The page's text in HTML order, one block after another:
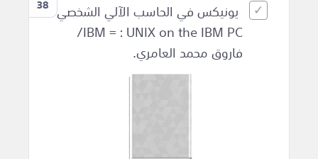
38 يونيكس في الحاسب الآلي الشخصي
IBM = : UNIX on the IBM PC/
فاروق محمد العامري.